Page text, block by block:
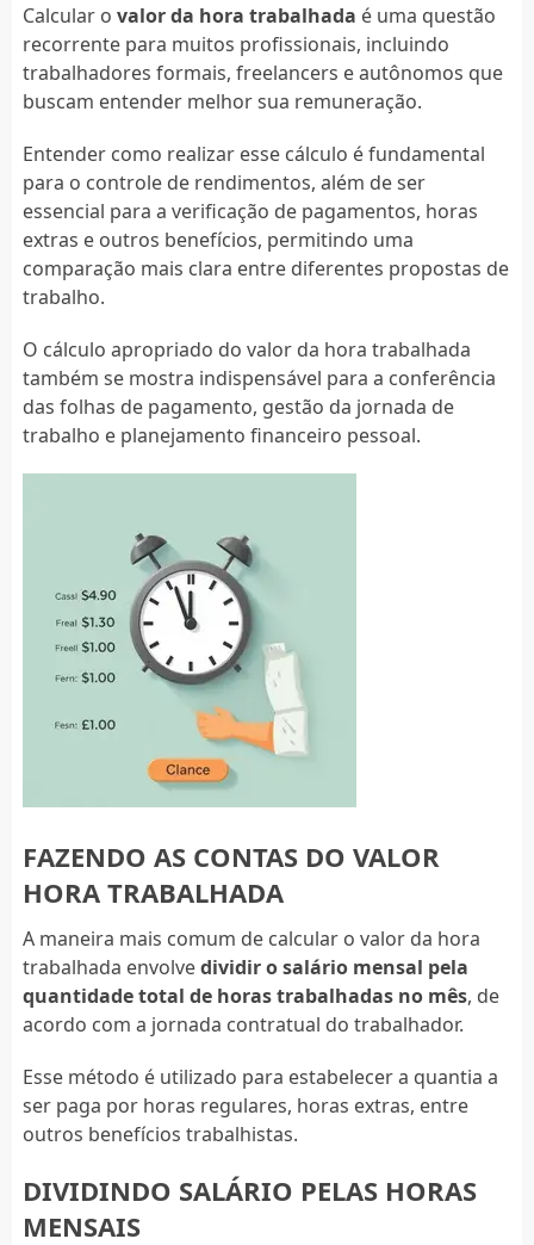
Calcular o valor da hora trabalhada é uma questão
recorrente para muitos profissionais, incluindo
trabalhadores formais, freelancers e autônomos que
buscam entender melhor sua remuneração.
Entender como realizar esse cálculo é fundamental
para o controle de rendimentos, além de ser
essencial para a verificação de pagamentos, horas
extras e outros benefícios, permitindo uma
comparação mais clara entre diferentes propostas de
trabalho.
O cálculo apropriado do valor da hora trabalhada
também se mostra indispensável para a conferência
das folhas de pagamento, gestão da jornada de
trabalho e planejamento financeiro pessoal.
FAZENDO AS CONTAS DO VALOR
HORA TRABALHADA
A maneira mais comum de calcular o valor da hora
trabalhada envolvedividir o salário mensal pela
quantidade total de horas trabalhadas no mês, de
acordo com a jornada contratual do trabalhador.
Esse método é utilizado para estabelecer a quantia a
ser paga por horas regulares, horas extras, entre
outros benefícios trabalhistas.
DIVIDINDO SALÁRIO PELAS HORAS
MENSAIS